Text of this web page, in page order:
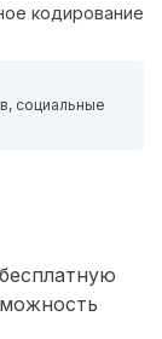
кодирование
социальные